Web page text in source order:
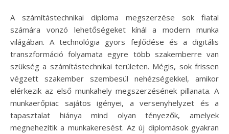
A számítástechnikai diploma megszerzése sok fiatal
számára vonzó lehetőségeket kínál a modern munka
világában. A technológia gyors fejlődése és a digitális
transzformáció folyamata egyre több szakemberre van
szükség a számítástechnikai területen. Mégis, sok frissen
végzett szakember szembesül nehézségekkel, amikor
elérkezik az első munkahely megszerzésének pillanata. A
munkaerőpiac sajátos igényei, a versenyhelyzet és a
tapasztalat hiánya mind olyan tényezők, amelyek
megnehezítik a munkakeresést. Az új diplomások gyakran